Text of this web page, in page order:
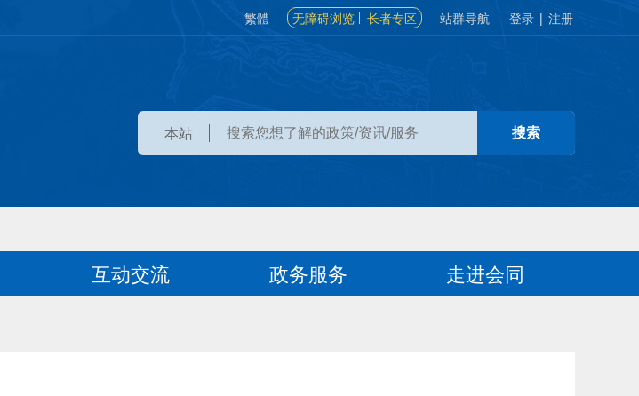
繁體 无障碍浏览 长者专区 站群导航 登录 | 注册
本站
互动交流 政务服务 走进会同